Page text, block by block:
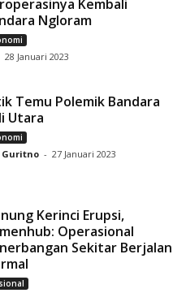
Kembali
Ngloram
28 Januari 2023
Temu Polemik Bandara
Utara
Guritno - 27 Januari 2023
Kerinci Erupsi,
Operasional
Sekitar Berjalan